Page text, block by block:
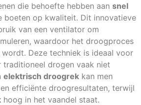
die behoefte hebben aan snel
boeten op kwaliteit. Dit innovatieve
van een ventilator om
waardoor het droogproces
Deze techniek is ideaal voor
traditioneel drogen vaak niet
elektrisch droogrek kan men
efficiënte droogresultaten, terwijl
hoog in het vaandel staat.